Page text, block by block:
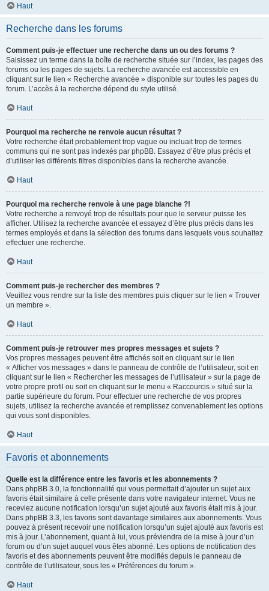
Haut
Recherche dans les forums
Comment puis-je effectuer une recherche dans un ou des forums ?
Saisissez un terme dans la boîte de recherche située sur l’index, les pages des
forums ou les pages de sujets. La recherche avancée est accessible en
cliquant sur le lien « Recherche avancée » disponible sur toutes les pages du
forum. L’accès à la recherche dépend du style utilisé.
Haut
Pourquoi ma recherche ne renvoie aucun résultat ?
Votre recherche était probablement trop vague ou incluait trop de termes
communs qui ne sont pas indexés par phpBB. Essayez d’être plus précis et
d’utiliser les différents filtres disponibles dans la recherche avancée.
Haut
Pourquoi ma recherche renvoie à une page blanche ?!
Votre recherche a renvoyé trop de résultats pour que le serveur puisse les
afficher. Utilisez la recherche avancée et essayez d’être plus précis dans les
termes employés et dans la sélection des forums dans lesquels vous souhaitez
effectuer une recherche.
Haut
Comment puis-je rechercher des membres ?
Veuillez vous rendre sur la liste des membres puis cliquer sur le lien « Trouver
un membre ».
Haut
Comment puis-je retrouver mes propres messages et sujets ?
Vos propres messages peuvent être affichés soit en cliquant sur le lien
« Afficher vos messages » dans le panneau de contrôle de l’utilisateur, soit en
cliquant sur le lien « Rechercher les messages de l’utilisateur » sur la page de
votre propre profil ou soit en cliquant sur le menu « Raccourcis » situé sur la
partie supérieure du forum. Pour effectuer une recherche de vos propres
sujets, utilisez la recherche avancée et remplissez convenablement les options
qui vous sont disponibles.
Haut
Favoris et abonnements
Quelle est la différence entre les favoris et les abonnements ?
Dans phpBB 3.0, la fonctionnalité qui vous permettait d’ajouter un sujet aux
favoris était similaire à celle présente dans votre navigateur internet. Vous ne
receviez aucune notification lorsqu’un sujet ajouté aux favoris était mis à jour.
Dans phpBB 3.3, les favoris sont davantage similaires aux abonnements. Vous
pouvez à présent recevoir une notification lorsqu’un sujet ajouté aux favoris est
mis à jour. L’abonnement, quant à lui, vous préviendra de la mise à jour d’un
forum ou d’un sujet auquel vous êtes abonné. Les options de notification des
favoris et des abonnements peuvent être modifiés depuis le panneau de
contrôle de l’utilisateur, sous les « Préférences du forum ».
Haut